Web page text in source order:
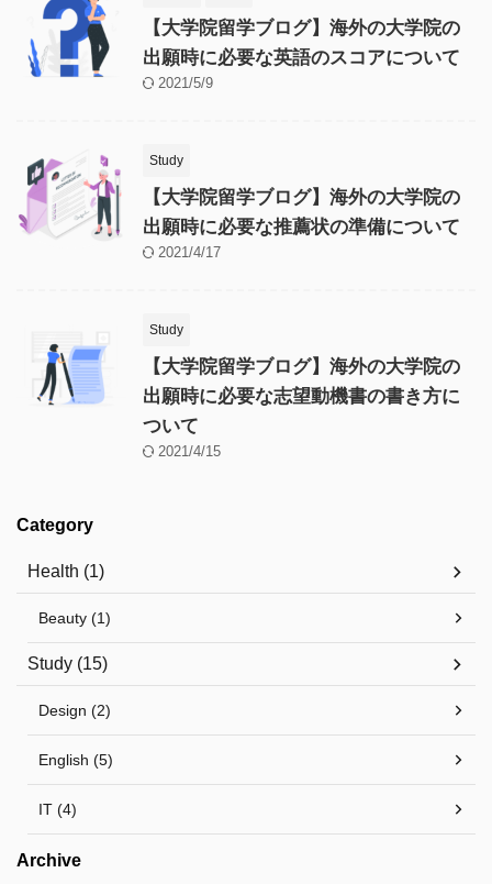
【大学院留学ブログ】海外の大学院の
出願時に必要な英語のスコアについて
2021/5/9
Study
【大学院留学ブログ】海外の大学院の
出願時に必要な推薦状の準備について
2021/4/17
Study
【大学院留学ブログ】海外の大学院の
出願時に必要な志望動機書の書き方に
ついて
2021/4/15
Category
Health (1)
Beauty (1)
Study (15)
Design (2)
English (5)
IT (4)
Archive